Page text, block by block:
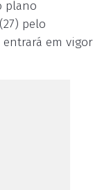
plano
pelo
entrará em vigor